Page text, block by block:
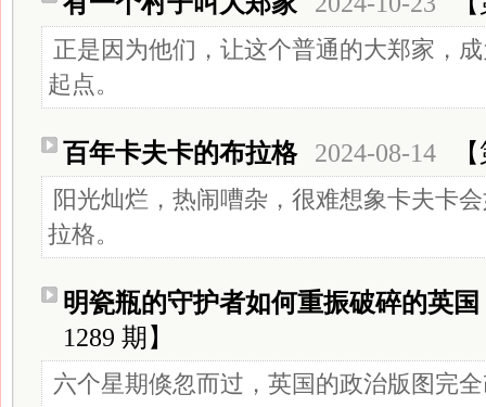
正是因为他们，让这个普通的大郑家，
起点。
百年卡夫卡的布拉格 2024-08-14
阳光灿烂，热闹嘈杂，很难想象卡夫卡
拉格。
明瓷瓶的守护者如何重振破碎的英国
1289 期】
六个星期倏忽而过，英国的政治版图完